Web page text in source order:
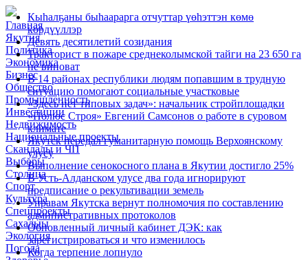
Главная
Якутия
Политика
Экономика
Бизнес
Общество
Промышленность
Инвестиции
Недвижимость
Национальные проекты
Скандалы и ЧП
Выборы
Столица
Спорт
Культура
Спецпроекты
Сахалыы
Экология
Погода
Кыһалҕаны быһаарарга отчуттар үөһэттэн көмө
көрдүүллэр
Девять десятилетий созидания
Тракторист в пожаре среднеколымской тайги на 23 650 га
не виноват
В 14 районах республики людям попавшим в трудную
ситуацию помогают социальные участковые
«Здесь нет типовых задач»: начальник стройплощадки
«Полюс Строя» Евгений Самсонов о работе в суровом
климате
Якутск передал гуманитарную помощь Верхоянскому
улусу
Выполнение сенокосного плана в Якутии достигло 25%
В Усть-Алданском улусе два года игнорируют
предписание о рекультивации земель
Управам Якутска вернут полномочия по составлению
административных протоколов
Обновленный личный кабинет ДЭК: как
зарегистрироваться и что изменилось
Когда терпение лопнуло